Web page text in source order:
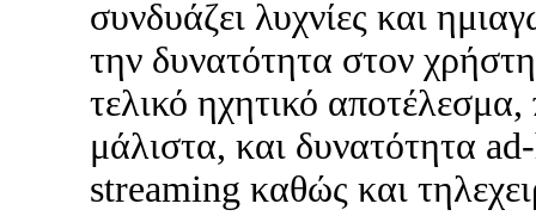
συνδυάζει λυχνίες και
την δυνατότητα στον
τελικό ηχητικό
μάλιστα, και δυνατότητα
streaming καθώς και